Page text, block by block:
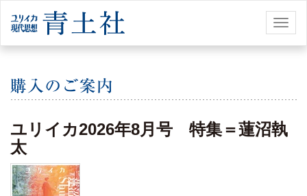
ユリイカ2026年8月号 特集＝蓮沼執
太